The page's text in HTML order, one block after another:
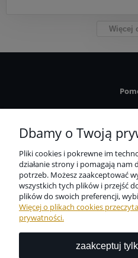
Więcej
Płatności
O
Dbamy o Twoją
Pliki cookies i pokrewne im
działanie strony i pomagają
potrzeb. Możesz zaakceptować
wszystkich tych plików i przejść
plików do swoich preferencji,
Więcej o plikach cookies
prywatności.
zaakceptuj